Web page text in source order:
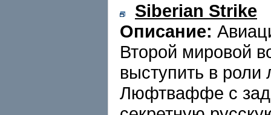
Siberian Strike
Описание:
Второй мировой
выступить в роли
Люфтваффе с